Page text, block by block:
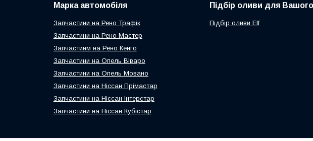
Марка автомобіля
Запчастини на Рено Трафік
Запчастини на Рено Мастер
Запчастинм на Рено Кенго
Запчастини на Опель Віваро
Запчастини на Опель Мовано
Запчастини на Ніссан Прімастар
Запчастини на Ніссан Інтерстар
Запчастини на Ніссан Кубістар
Підбір оливи для
Підбір оливи Elf